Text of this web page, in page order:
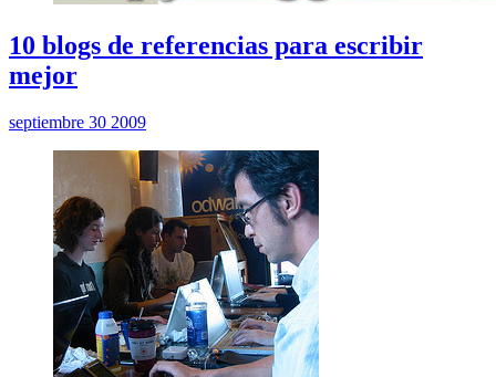
10 blogs de referencias para escribir
mejor
septiembre 30 2009